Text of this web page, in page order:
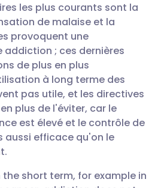
le lien
les plus courants sont la
de malaise et la
provoquent une
addiction ; ces dernières
de plus en plus
à long terme des
pas utile, et les directives
plus de l'éviter, car le
est élevé et le contrôle de
aussi efficace qu'on le
short term, for example in